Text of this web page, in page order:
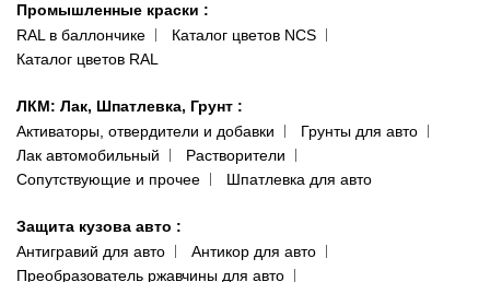
Промышленные краски :
RAL в баллончике
Каталог цветов NCS
Каталог цветов RAL
ЛКМ: Лак, Шпатлевка, Грунт :
Активаторы, отвердители и добавки
Грунты для авто
Лак автомобильный
Растворители
Сопутствующие и прочее
Шпатлевка для авто
Защита кузова авто :
Антигравий для авто
Антикор для авто
Преобразователь ржавчины для авто